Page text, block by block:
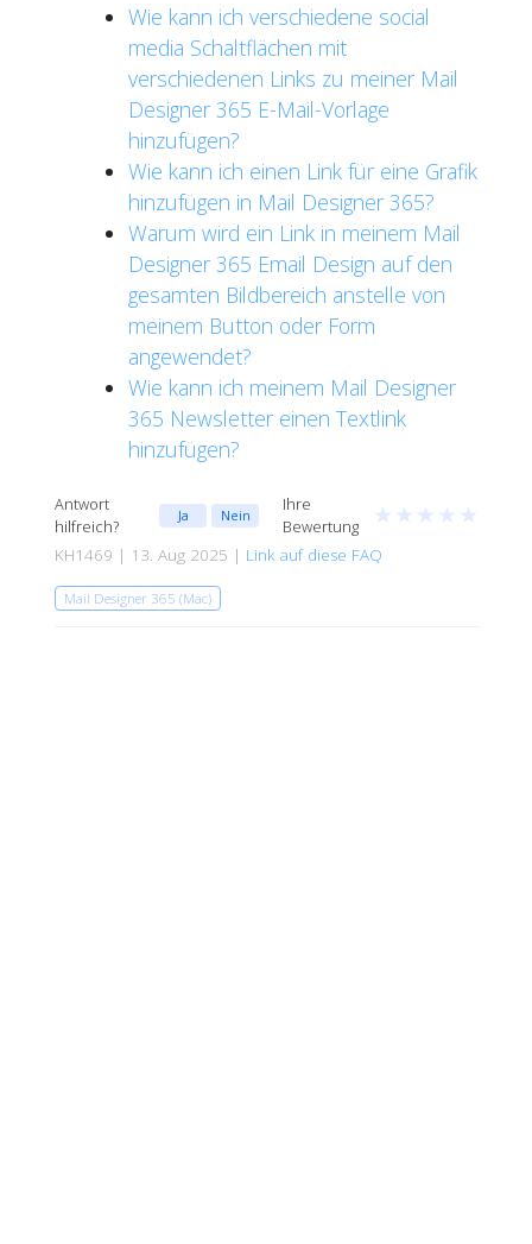
Wie kann ich verschiedene social
media Schaltflächen mit
verschiedenen Links zu meiner Mail
Designer 365 E-Mail-Vorlage
hinzufügen?
Wie kann ich einen Link für eine Grafik
hinzufügen in Mail Designer 365?
Warum wird ein Link in meinem Mail
Designer 365 Email Design auf den
gesamten Bildbereich anstelle von
meinem Button oder Form
angewendet?
Wie kann ich meinem Mail Designer
365 Newsletter einen Textlink
hinzufügen?
Antwort
hilfreich?
Ja Nein
Ihre
Bewertung
★ ★ ★ ★ ★
KH1469 | 13. Aug 2025 | Link auf diese FAQ
Mail Designer 365 (Mac)